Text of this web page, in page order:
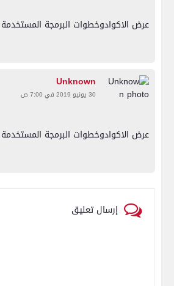
عرض الاكوادوخطوات البرمجة
Unknown
30 يونيو 2019 في 7:00 ص
عرض الاكوادوخطوات البرمجة
إرسال تعليق